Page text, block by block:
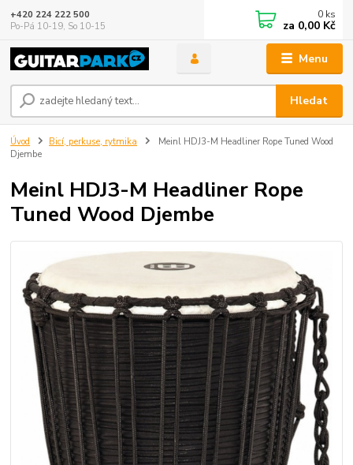
Menu
Hledat
+420 224 222 500
Po-Pá 10-19, So 10-15
0 ks
za 0,00 Kč
Úvod Bicí, perkuse, rytmika
Meinl HDJ3-M Headliner Rope Tuned Wood
Djembe
Meinl HDJ3-M Headliner Rope
Tuned Wood Djembe